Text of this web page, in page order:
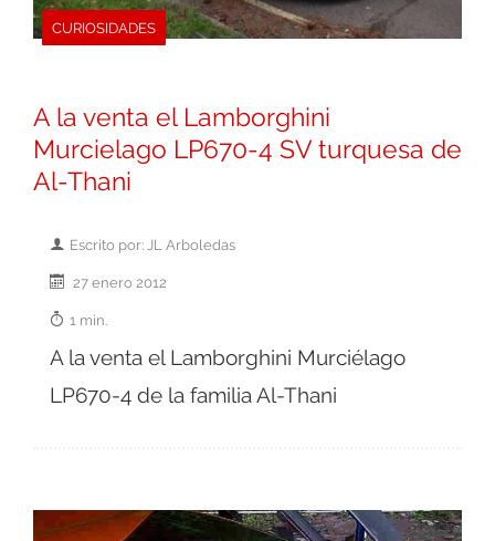
CURIOSIDADES
A la venta el Lamborghini
Murcielago LP670-4 SV turquesa de
Al-Thani
Escrito por: JL Arboledas
27 enero 2012
1 min.
A la venta el Lamborghini Murciélago
LP670-4 de la familia Al-Thani